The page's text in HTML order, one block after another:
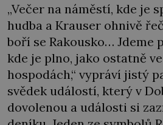
„Večer na náměstí, kde je
hudba a Krauser ohnivě
boří se Rakousko… Jdeme
kde je plno, jako ostatně
hospodách,“ vypráví jistý
svědek událostí, který v
dovolenou a události si